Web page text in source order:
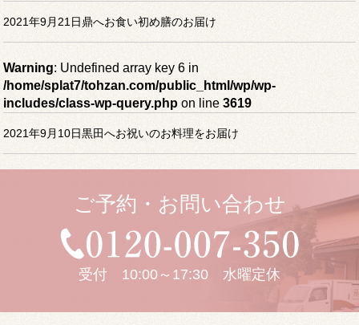
2021年9月21日鼎へお食い初め膳のお届け
Warning: Undefined array key 6 in
/home/splat7/tohzan.com/public_html/wp/wp-
includes/class-wp-query.php on line3619
2021年9月10日黒田へお祝いのお料理をお届け
ご予約・お問い合わせ
受付 10:00～17:30 水曜定休